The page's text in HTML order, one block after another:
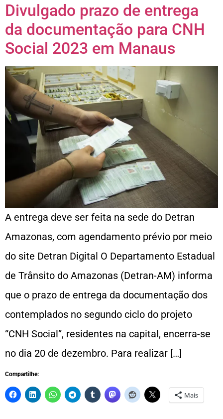
Divulgado prazo de entrega
da documentação para CNH
Social 2023 em Manaus
A entrega deve ser feita na sede do Detran
Amazonas, com agendamento prévio por meio
do site Detran Digital O Departamento Estadual
de Trânsito do Amazonas (Detran-AM) informa
que o prazo de entrega da documentação dos
contemplados no segundo ciclo do projeto
“CNH Social”, residentes na capital, encerra-se
no dia 20 de dezembro. Para realizar […]
Compartilhe:
Mais